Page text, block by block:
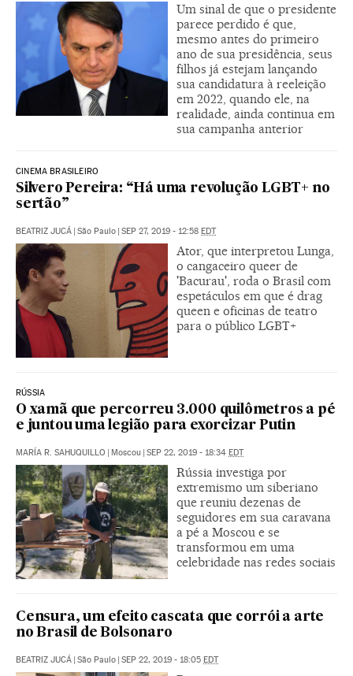
Um sinal de que o presidente
parece perdido é que,
mesmo antes do primeiro
ano de sua presidência, seus
filhos já estejam lançando
sua candidatura à reeleição
em 2022, quando ele, na
realidade, ainda continua em
sua campanha anterior
CINEMA BRASILEIRO
Silvero Pereira: “Há uma revolução LGBT+ no
sertão”
BEATRIZ JUCÁ | São Paulo | SEP 27, 2019 - 12:58 EDT
Ator, que interpretou Lunga,
o cangaceiro queer de
'Bacurau', roda o Brasil com
espetáculos em que é drag
queen e oficinas de teatro
para o público LGBT+
RÚSSIA
O xamã que percorreu 3.000 quilômetros a pé
e juntou uma legião para exorcizar Putin
MARÍA R. SAHUQUILLO | Moscou | SEP 22, 2019 - 18:34 EDT
Rússia investiga por
extremismo um siberiano
que reuniu dezenas de
seguidores em sua caravana
a pé a Moscou e se
transformou em uma
celebridade nas redes sociais
Censura, um efeito cascata que corrói a arte
no Brasil de Bolsonaro
BEATRIZ JUCÁ | São Paulo | SEP 22, 2019 - 18:05 EDT